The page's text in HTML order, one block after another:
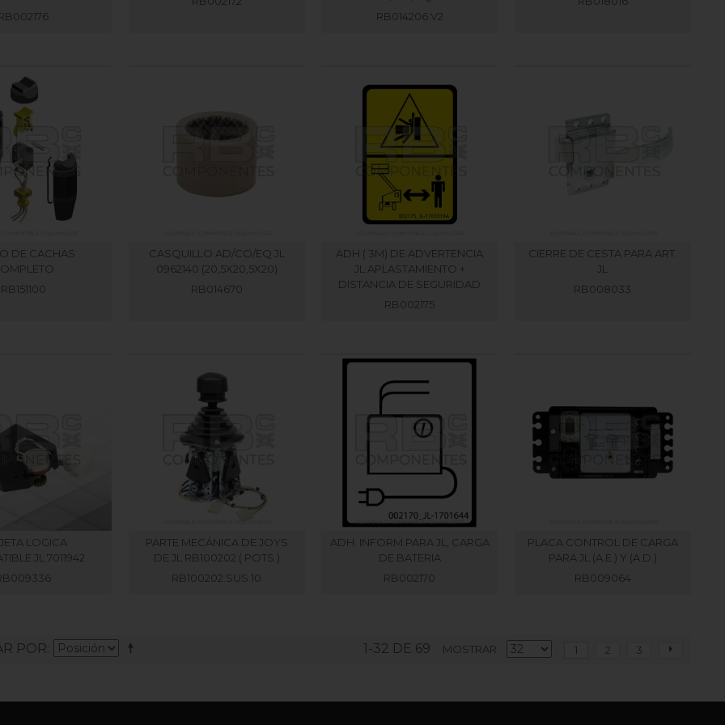
RB014206.V2
DE CACHAS
RB151100
CASQUILLO AD/CO/EQ JL
0962140 (20,5X20,5X20)
RB014670
ADH ( 3M) DE ADVERTENCIA
JL APLASTAMIENTO +
DISTANCIA DE SEGURIDAD
RB002175
CIERRE DE CESTA PARA ART.
JL
RB008033
LOGICA
JL 7011942
PARTE MECÁNICA DE JOYS
DE JL RB100202 ( POTS )
RB100202.SUS.10
ADH. INFORM.PARA JL, CARGA
DE BATERIA
RB002170
PLACA CONTROL DE CARGA
PARA JL (A.E.) Y (A.D.)
RB009064
POR 1-32 DE 69 MOSTRAR 1 2 3